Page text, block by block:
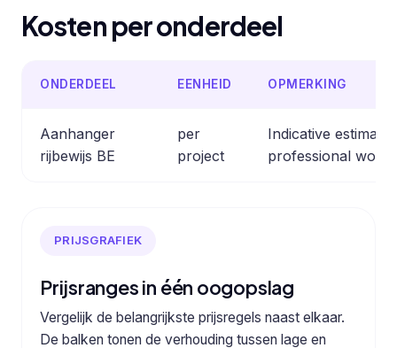
Kosten per onderdeel
ONDERDEEL EENHEID OPMERKING
Aanhanger
rijbewijs BE
per
project
Indicative
professional work.
PRIJSGRAFIEK
Prijsranges in één oogopslag
Vergelijk de belangrijkste prijsregels naast elkaar.
De balken tonen de verhouding tussen lage en